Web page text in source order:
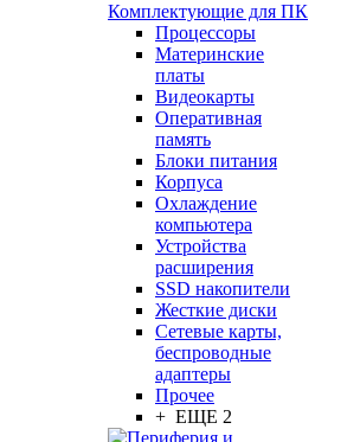
Комплектующие для ПК
Процессоры
Материнские
платы
Видеокарты
Оперативная
память
Блоки питания
Корпуса
Охлаждение
компьютера
Устройства
расширения
SSD накопители
Жесткие диски
Сетевые карты,
беспроводные
адаптеры
Прочее
+ ЕЩЕ 2